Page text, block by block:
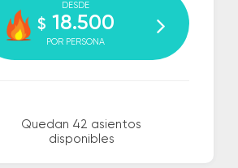
Quedan 42 asientos
disponibles
DESDE
$ 18.500
POR PERSONA